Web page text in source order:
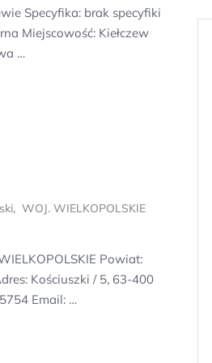
Specyfika: brak specyfiki
Miejscowość: Kiełczew
…
, WOJ. WIELKOPOLSKIE
Powiat:
Kościuszki / 5, 63-400
Email: …